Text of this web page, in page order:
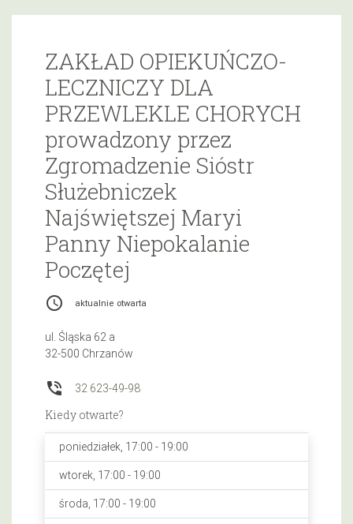
ZAKŁAD OPIEKUŃCZO-
LECZNICZY DLA
PRZEWLEKLE CHORYCH
prowadzony przez
Zgromadzenie Sióstr
Służebniczek
Najświętszej Maryi
Panny Niepokalanie
Poczętej
access_time aktualnie otwarta
ul. Śląska 62 a
32-500 Chrzanów
phone_in_talk 32 623-49-98
Kiedy otwarte?
poniedziałek, 17:00 - 19:00
wtorek, 17:00 - 19:00
środa, 17:00 - 19:00